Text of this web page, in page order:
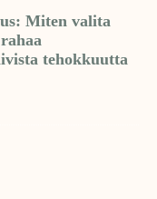
Miten valita
tehokkuutta